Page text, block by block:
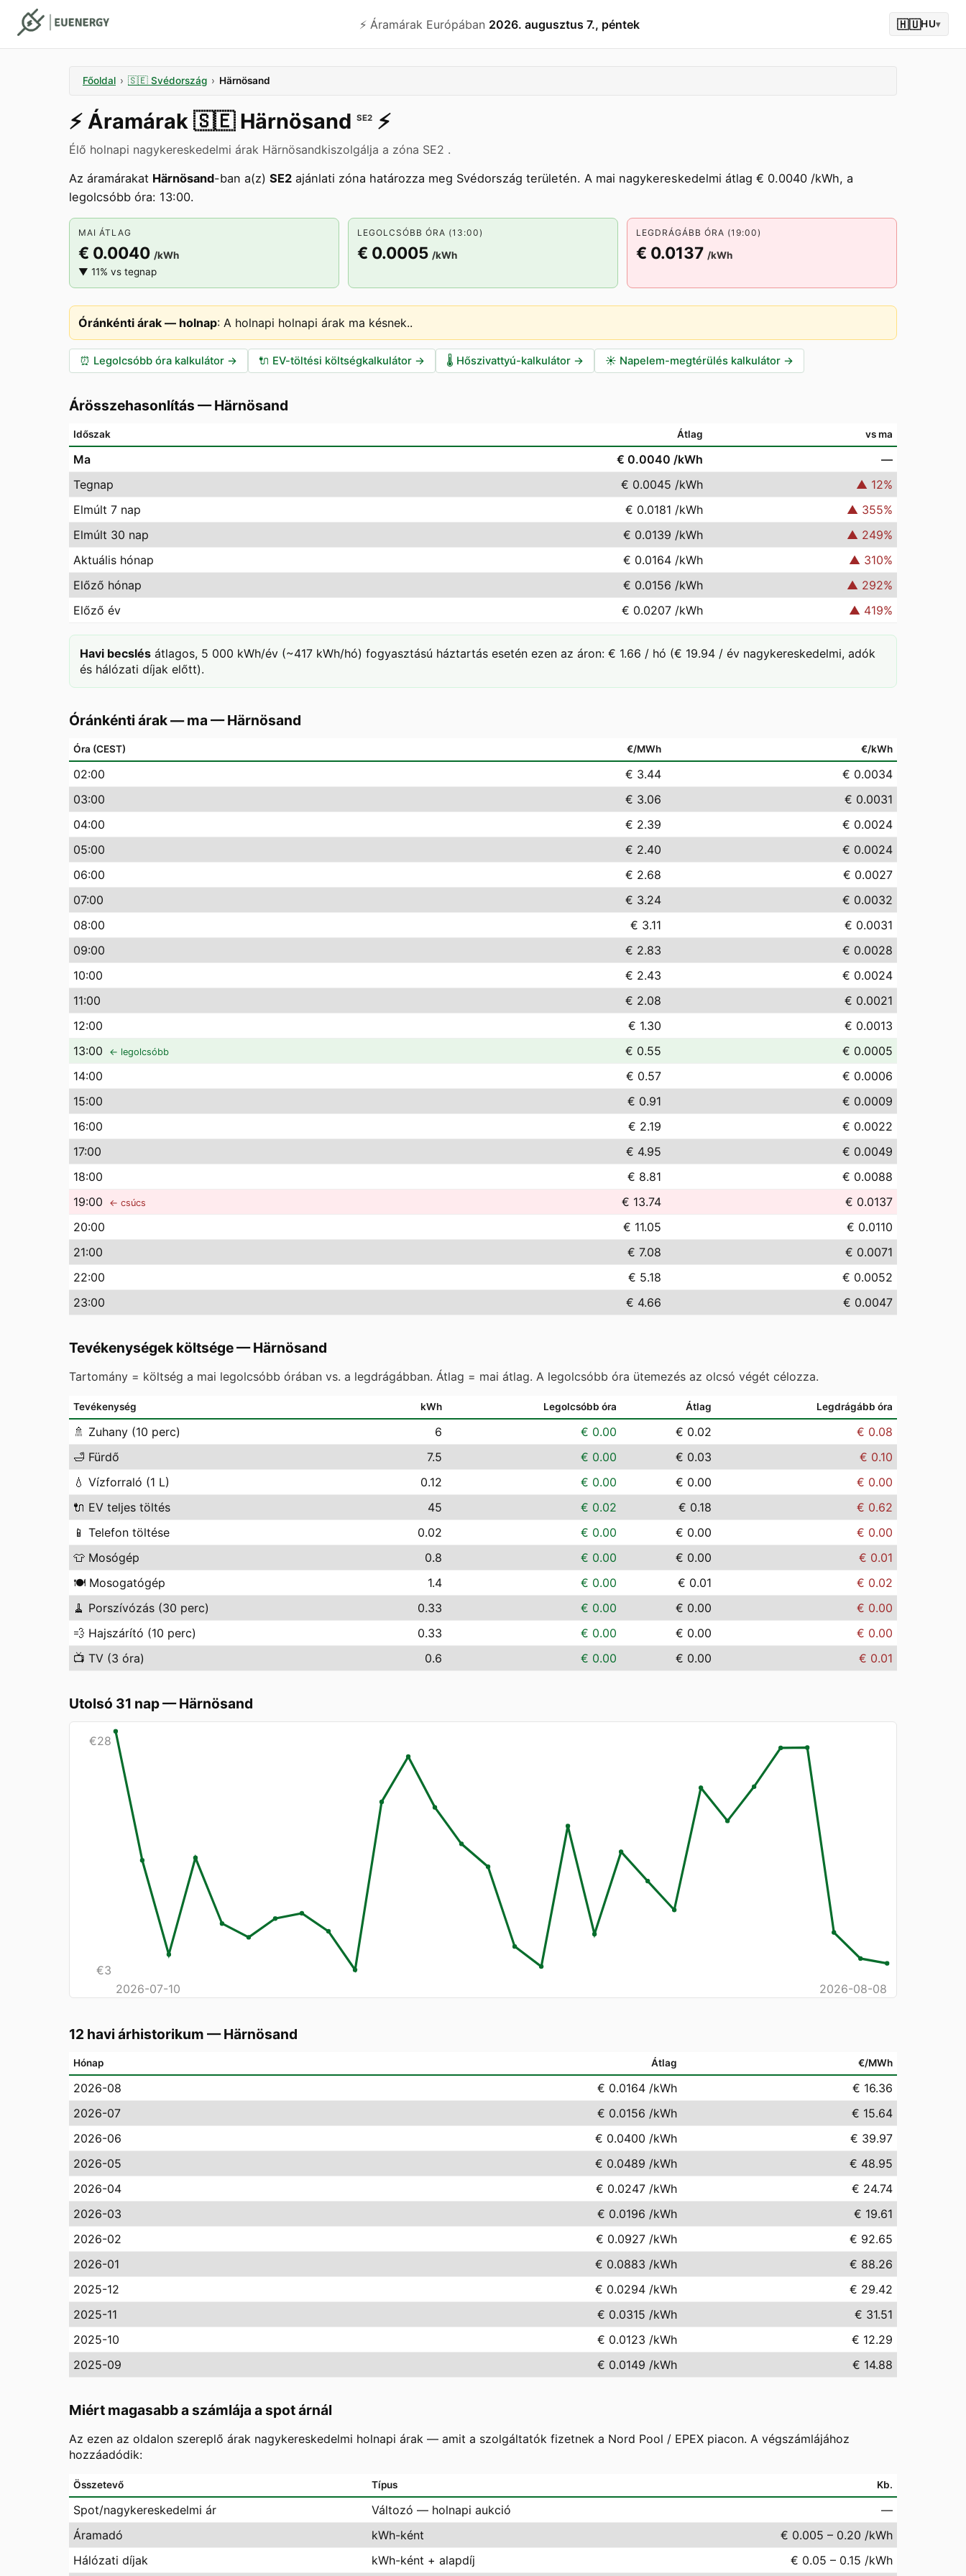
⚡️ Áramárak Európában 2026. augusztus 7., péntek 🇭🇺HU▾
Főoldal › 🇸🇪 Svédország › Härnösand
⚡️ Áramárak 🇸🇪 Härnösand SE2 ⚡️
Élő holnapi nagykereskedelmi árak Härnösandkiszolgálja a zóna SE2 .
Az áramárakat Härnösand-ban a(z) SE2 ajánlati zóna határozza meg Svédország területén. A mai nagykereskedelmi átlag € 0.0040 /kWh, a
legolcsóbb óra: 13:00.
MAI ÁTLAG
€ 0.0040 /kWh
▼ 11% vs tegnap
LEGOLCSÓBB ÓRA (13:00)
€ 0.0005 /kWh
LEGDRÁGÁBB ÓRA (19:00)
€ 0.0137 /kWh
Óránkénti árak — holnap: A holnapi holnapi árak ma késnek..
⏰ Legolcsóbb óra kalkulátor → 🔌 EV-töltési költségkalkulátor → 🌡️ Hőszivattyú-kalkulátor → ☀️ Napelem-megtérülés kalkulátor →
Árösszehasonlítás —Härnösand
Időszak Átlag vs ma
Ma € 0.0040 /kWh
—
Tegnap
€ 0.0045 /kWh ▲ 12%
Elmúlt 7 nap
€ 0.0181 /kWh ▲ 355%
Elmúlt 30 nap
€ 0.0139 /kWh ▲ 249%
Aktuális hónap
€ 0.0164 /kWh ▲ 310%
Előző hónap
€ 0.0156 /kWh ▲ 292%
Előző év
€ 0.0207 /kWh ▲ 419%
Havi becslés átlagos, 5 000 kWh/év (~417 kWh/hó) fogyasztású háztartás esetén ezen az áron: € 1.66 / hó (€ 19.94 / év nagykereskedelmi, adók
és hálózati díjak előtt).
Óránkénti árak — ma —Härnösand
Óra (CEST) €/MWh €/kWh
02:00 € 3.44
€ 0.0034
03:00 € 3.06
€ 0.0031
04:00 € 2.39
€ 0.0024
05:00 € 2.40
€ 0.0024
06:00 € 2.68
€ 0.0027
07:00 € 3.24
€ 0.0032
08:00 € 3.11
€ 0.0031
09:00 € 2.83
€ 0.0028
10:00 € 2.43
€ 0.0024
11:00 € 2.08
€ 0.0021
12:00 € 1.30
€ 0.0013
13:00 ← legolcsóbb € 0.55
€ 0.0005
14:00 € 0.57
€ 0.0006
15:00 € 0.91
€ 0.0009
16:00 € 2.19
€ 0.0022
17:00 € 4.95
€ 0.0049
18:00 € 8.81
€ 0.0088
19:00 ← csúcs € 13.74
€ 0.0137
20:00 € 11.05
€ 0.0110
21:00 € 7.08
€ 0.0071
22:00 € 5.18
€ 0.0052
23:00 € 4.66 € 0.0047
Tevékenységek költsége—Härnösand
Tartomány = költség a mai legolcsóbb órában vs. a legdrágábban. Átlag = mai átlag. A legolcsóbb óra ütemezés az olcsó végét célozza.
Tevékenység kWh Legolcsóbb óra Átlag Legdrágább óra
🚿 Zuhany (10 perc) 6 € 0.00 € 0.02
€ 0.08
🛁 Fürdő 7.5 € 0.00 € 0.03
€ 0.10
💧 Vízforraló (1 L) 0.12 € 0.00 € 0.00
€ 0.00
🔌 EV teljes töltés 45 € 0.02 € 0.18
€ 0.62
📱 Telefon töltése 0.02 € 0.00 € 0.00
€ 0.00
👕 Mosógép 0.8 € 0.00 € 0.00
€ 0.01
🍽️ Mosogatógép 1.4 € 0.00 € 0.01
€ 0.02
🧹 Porszívózás (30 perc) 0.33 € 0.00 € 0.00
€ 0.00
💨 Hajszárító (10 perc) 0.33 € 0.00 € 0.00
€ 0.00
📺 TV (3 óra) 0.6 € 0.00 € 0.00 € 0.01
Utolsó 31 nap—Härnösand
€28
€3
2026-07-10
2026-08-08
12 havi árhistorikum —Härnösand
Hónap Átlag €/MWh
2026-08 € 0.0164 /kWh
€ 16.36
2026-07
€ 0.0156 /kWh
€ 15.64
2026-06
€ 0.0400 /kWh
€ 39.97
2026-05
€ 0.0489 /kWh
€ 48.95
2026-04
€ 0.0247 /kWh
€ 24.74
2026-03
€ 0.0196 /kWh
€ 19.61
2026-02
€ 0.0927 /kWh
€ 92.65
2026-01
€ 0.0883 /kWh
€ 88.26
2025-12
€ 0.0294 /kWh
€ 29.42
2025-11
€ 0.0315 /kWh
€ 31.51
2025-10
€ 0.0123 /kWh
€ 12.29
2025-09
€ 0.0149 /kWh € 14.88
Miért magasabb a számlája a spot árnál
Az ezen az oldalon szereplő árak nagykereskedelmi holnapi árak — amit a szolgáltatók fizetnek a Nord Pool / EPEX piacon. A végszámlájához
hozzáadódik:
Összetevő Típus Kb.
Spot/nagykereskedelmi ár Változó — holnapi aukció
—
Áramadó
kWh-ként
€ 0.005 – 0.20 /kWh
Hálózati díjak
kWh-ként + alapdíj € 0.05 – 0.15 /kWh